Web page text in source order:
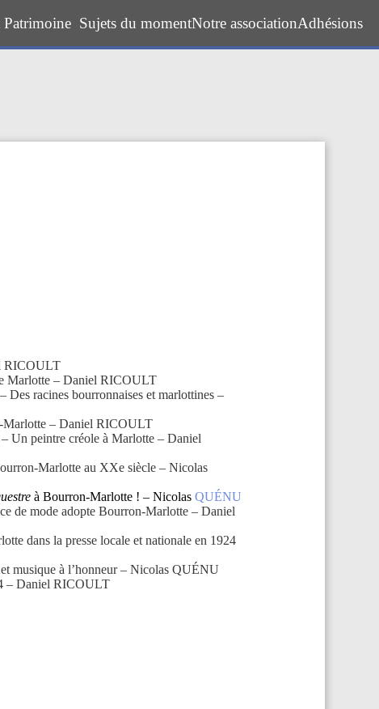
Sujets du momentNotre associationAdhésions
RICOULT
Marlotte – Daniel RICOULT
racines bourronnaises et marlottines –
Marlotte – Daniel RICOULT
Un peintre créole à Marlotte – Daniel
Marlotte au XXe siècle – Nicolas
à Bourron-Marlotte ! – Nicolas QUÉNU
de mode adopte Bourron-Marlotte – Daniel
dans la presse locale et nationale en 1924
musique à l’honneur – Nicolas QUÉNU
– Daniel RICOULT